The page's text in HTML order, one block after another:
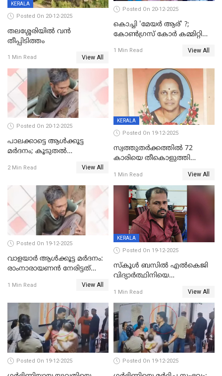
KERALA
Posted On 20-12-2025
തലശ്ശേരിയിൽ വൻ
തീപ്പിടിത്തം
1 Min Read View All
Posted On 20-12-2025
കൊച്ചി 'മേയർ ആര്' ?;
കോണ്‍ഗ്രസ് കോര്‍ കമ്മിറ്റി
1 Min Read View All
Posted On 20-12-2025
പാലക്കാട്ടെ ആള്‍ക്കൂട്ട
മര്‍ദനം; കൂടുതല്‍
അംഗ സംഘമെന്ന് വിവരം
2 Min Read View All
KERALA
Posted On 19-12-2025
സ്വത്തുതര്‍ക്കത്തില്‍ 72
കാരിയെ തീകൊളുത്തി
ക്രൂരകൊലപാതകത്തില്‍
സഹോദരിപുത്രന് ജീവപര്യന്തം
1 Min Read View All
Posted On 19-12-2025
വാളയാർ ആൾക്കൂട്ട മർദനം:
രാംനാരായണൻ നേരിട്ടത്
നാൽപ്പതിലേറെ
റിപ്പോർട്ട്
1 Min Read View All
KERALA
Posted On 19-12-2025
സ്കൂൾ ബസിൽ എൽകെജി
വിദ്യാര്‍ത്ഥിനിയെ
ക്ലീനര്‍ പിടിയിൽ
1 Min Read View All
Posted On 19-12-2025 Posted On 19-12-2025